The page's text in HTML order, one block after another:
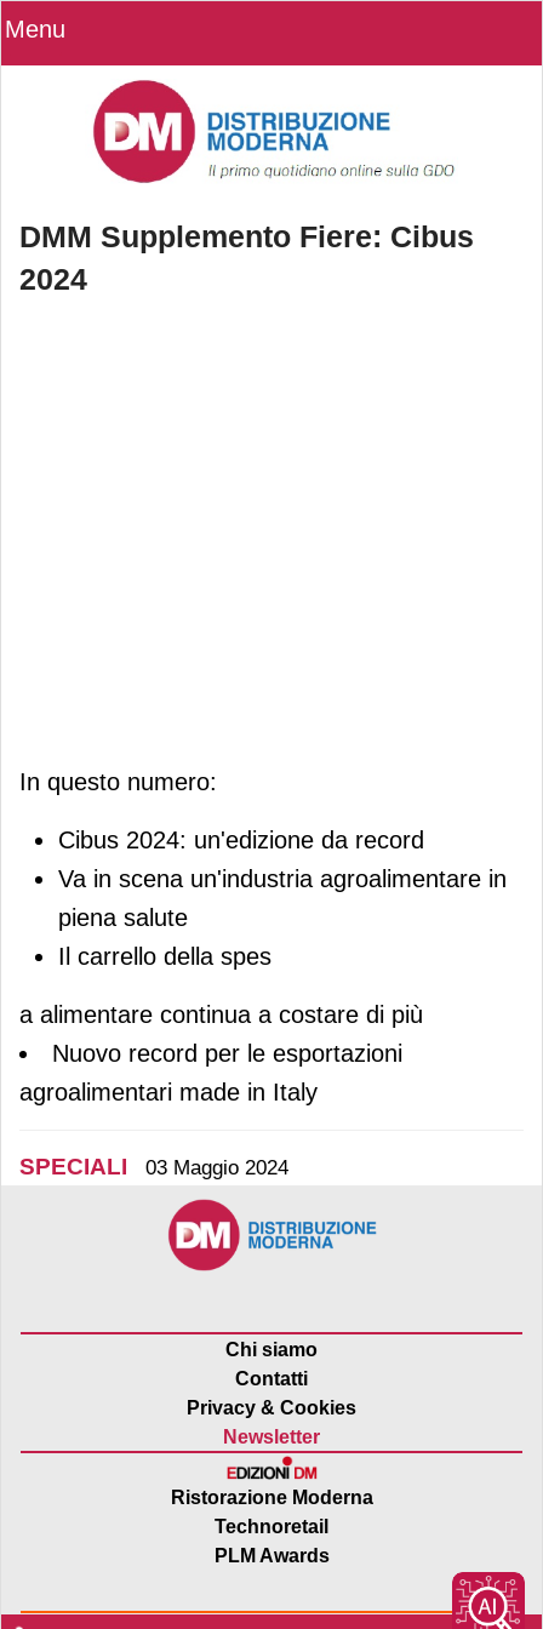
Menu
DMM Supplemento Fiere: Cibus
2024
In questo numero:
Cibus 2024: un'edizione da record
Va in scena un'industria agroalimentare in
piena salute
Il carrello della spes
a alimentare continua a costare di più
Nuovo record per le esportazioni
agroalimentari made in Italy
SPECIALI 03 Maggio 2024
Chi siamo
Contatti
Privacy & Cookies
Newsletter
Ristorazione Moderna
Technoretail
PLM Awards